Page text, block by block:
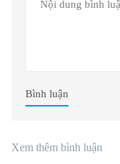
Bình luận
Xem thêm bình luận